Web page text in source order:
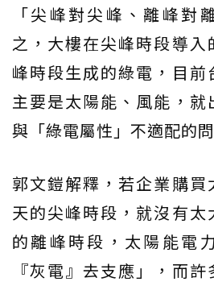
「尖峰對尖峰、離峰對
之，大樓在尖峰時段導入
峰時段生成的綠電，目前
主要是太陽能、風能，就
與「綠電屬性」不適配的問
郭文鎧解釋，若企業購買
天的尖峰時段，就沒有太
的離峰時段，太陽能電
『灰電』去支應」，而